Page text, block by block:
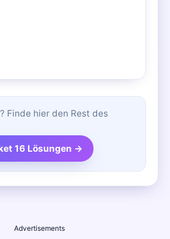
Finde hier den Rest des
16 Lösungen →
Advertisements